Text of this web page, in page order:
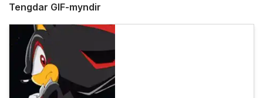
Tengdar GIF-myndir